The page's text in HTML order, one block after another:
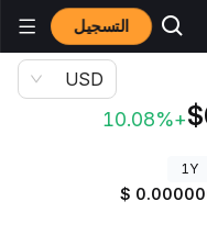
التسجيل
+10.08%
USD
1Y
$